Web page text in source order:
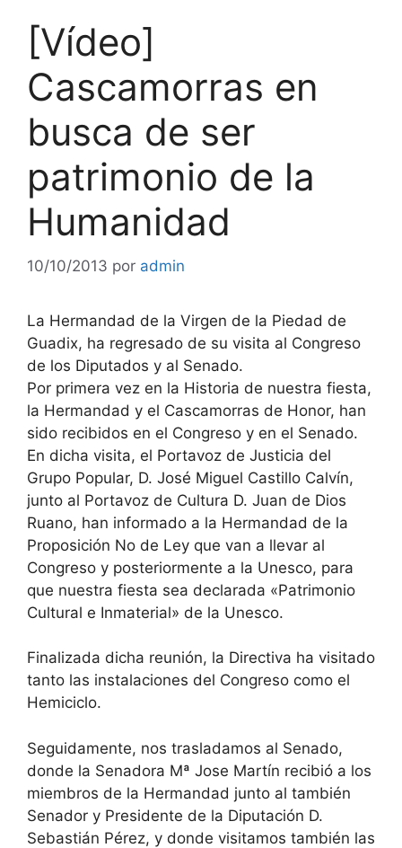
[Vídeo]
Cascamorras en
busca de ser
patrimonio de la
Humanidad
10/10/2013 por admin
La Hermandad de la Virgen de la Piedad de
Guadix, ha regresado de su visita al Congreso
de los Diputados y al Senado.
Por primera vez en la Historia de nuestra fiesta,
la Hermandad y el Cascamorras de Honor, han
sido recibidos en el Congreso y en el Senado.
En dicha visita, el Portavoz de Justicia del
Grupo Popular, D. José Miguel Castillo Calvín,
junto al Portavoz de Cultura D. Juan de Dios
Ruano, han informado a la Hermandad de la
Proposición No de Ley que van a llevar al
Congreso y posteriormente a la Unesco, para
que nuestra fiesta sea declarada «Patrimonio
Cultural e Inmaterial» de la Unesco.
Finalizada dicha reunión, la Directiva ha visitado
tanto las instalaciones del Congreso como el
Hemiciclo.
Seguidamente, nos trasladamos al Senado,
donde la Senadora Mª Jose Martín recibió a los
miembros de la Hermandad junto al también
Senador y Presidente de la Diputación D.
Sebastián Pérez, y donde visitamos también las